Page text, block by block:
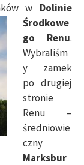
w Dolinie
Środkowe
go Renu.
Wybraliśm
y zamek
po drugiej
stronie
Renu –
średniowie
czny
Marksbur